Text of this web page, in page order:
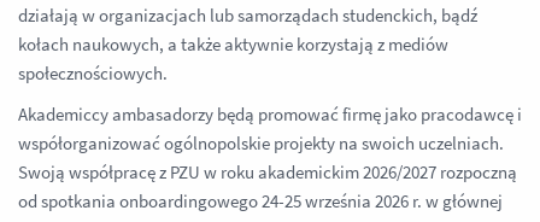
działają w organizacjach lub samorządach studenckich, bądź
kołach naukowych, a także aktywnie korzystają z mediów
społecznościowych.
Akademiccy ambasadorzy będą promować firmę jako pracodawcę i
współorganizować ogólnopolskie projekty na swoich uczelniach.
Swoją współpracę z PZU w roku akademickim 2026/2027 rozpoczną
od spotkania onboardingowego 24-25 września 2026 r. w głównej